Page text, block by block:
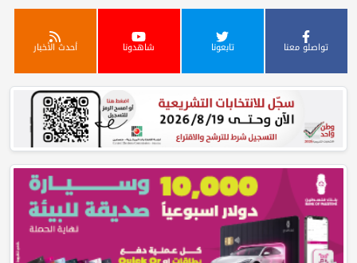
تواصلو معنا تابعونا شاهدونا أحدث الأخبار